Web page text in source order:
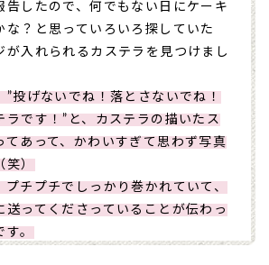
告したので、何でもない日にケーキ
な？と思っていろいろ探していた
が入れられるカステラを見つけまし
”投げないでね！落とさないでね！
ラです！”と、カステラの描いたス
てあって、かわいすぎて思わず写真
笑）
プチプチでしっかり巻かれていて、
送ってくださっていることが伝わっ
。